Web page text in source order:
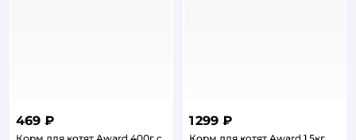
469 ₽
Корм для котят Award 400г с
1 299 ₽
Корм для котят Award 1.5кг